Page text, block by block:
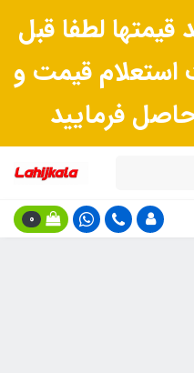
لطفا قبل
قیمت و
فرمایید
0